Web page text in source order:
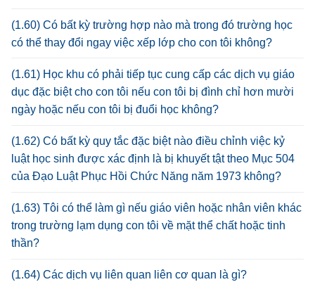
(1.60) Có bất kỳ trường hợp nào mà trong đó trường học
có thể thay đổi ngay việc xếp lớp cho con tôi không?
(1.61) Học khu có phải tiếp tục cung cấp các dịch vụ giáo
dục đặc biệt cho con tôi nếu con tôi bị đình chỉ hơn mười
ngày hoặc nếu con tôi bị đuổi học không?
(1.62) Có bất kỳ quy tắc đặc biệt nào điều chỉnh việc kỷ
luật học sinh được xác định là bị khuyết tật theo Mục 504
của Đạo Luật Phục Hồi Chức Năng năm 1973 không?
(1.63) Tôi có thể làm gì nếu giáo viên hoặc nhân viên khác
trong trường lạm dụng con tôi về mặt thể chất hoặc tinh
thần?
(1.64) Các dịch vụ liên quan liên cơ quan là gì?